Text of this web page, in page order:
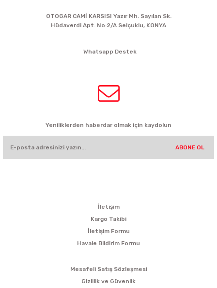
OTOGAR CAMİ KARSISI Yazır Mh. Sayılan Sk.
Hüdaverdi Apt. No:2/A Selçuklu, KONYA
Whatsapp Destek
Yeniliklerden haberdar olmak için kaydolun
ABONE OL
İletişim
Kargo Takibi
İletişim Formu
Havale Bildirim Formu
Mesafeli Satış Sözleşmesi
Gizlilik ve Güvenlik